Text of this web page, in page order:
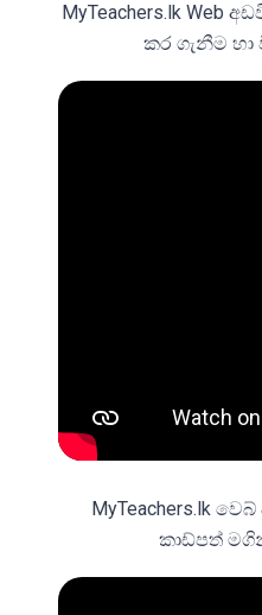
MyTeachers.lk Web
කර ගැනීම
MyTeachers.lk
කාඩ්පත්